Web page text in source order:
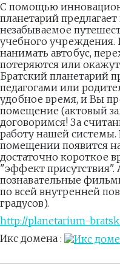
С помощью
планетарий предлагает
незабываемое
учебного учреждения.
нанимать автобус,
потеряются или
Братский планетарий
педагогами или
удобное время, и Вы
помещение (актовый
договоримся! За
работу нашей
помещении появится
достаточно короткое
"эффект присутствия".
познавательные
по всей внутренней
градусов).
http://planetarium-
Икс домена :